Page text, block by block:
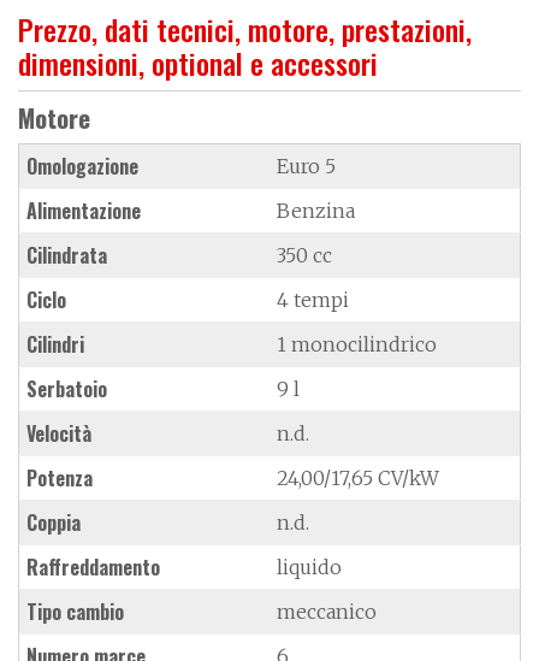
Prezzo, dati tecnici, motore, prestazioni,
dimensioni, optional e accessori
Motore
Omologazione Euro 5
Alimentazione Benzina
Cilindrata 350 cc
Ciclo 4 tempi
Cilindri 1 monocilindrico
Serbatoio 9 l
Velocità n.d.
Potenza 24,00/17,65 CV/kW
Coppia n.d.
Raffreddamento liquido
Tipo cambio meccanico
6